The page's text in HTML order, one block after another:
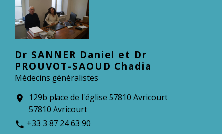
Dr SANNER Daniel et Dr
PROUVOT-SAOUD Chadia
Médecins généralistes
location_on
129b place de l'église 57810 Avricourt
57810 Avricourt
phone +33 3 87 24 63 90